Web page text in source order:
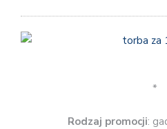
*
Rodzaj promocji: